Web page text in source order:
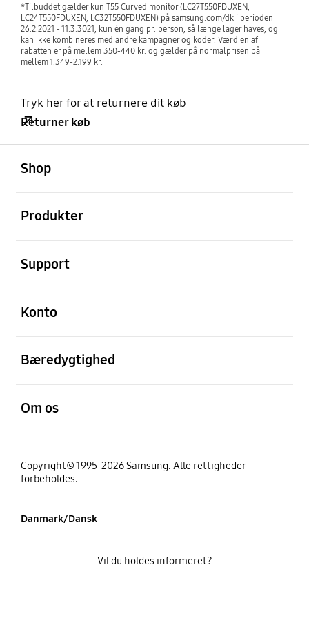
*Tilbuddet gælder kun T55 Curved monitor (LC27T550FDUXEN,
LC24T550FDUXEN, LC32T550FDUXEN) på samsung.com/dk i perioden
26.2.2021 - 11.3.3021, kun én gang pr. person, så længe lager haves, og
kan ikke kombineres med andre kampagner og koder. Værdien af
rabatten er på mellem 350-440 kr. og gælder på normalprisen på
mellem 1.349-2.199 kr.
Tryk her for at returnere dit køb
Returner køb
Shop
Produkter
Support
Konto
Bæredygtighed
Om os
Copyright© 1995-2026 Samsung. Alle rettigheder
forbeholdes.
Danmark/Dansk
Vil du holdes informeret?